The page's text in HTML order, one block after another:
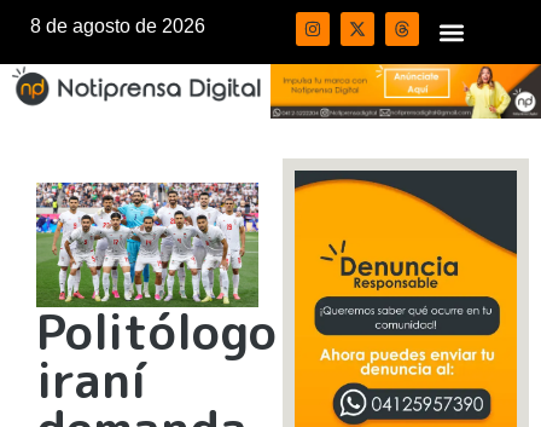
8 de agosto de 2026
Politólogo
iraní